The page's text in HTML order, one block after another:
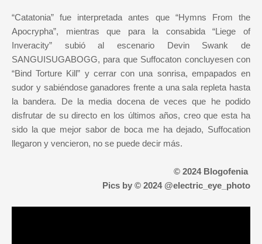
“Catatonia” fue interpretada antes que “Hymns From the
Apocrypha”, mientras que para la consabida “Liege of
Inveracity” subió al escenario Devin Swank de
SANGUISUGABOGG, para que Suffocaton concluyesen con
“Bind Torture Kill” y cerrar con una sonrisa, empapados en
sudor y sabiéndose ganadores frente a una sala repleta hasta
la bandera. De la media docena de veces que he podido
disfrutar de su directo en los últimos años, creo que esta ha
sido la que mejor sabor de boca me ha dejado, Suffocation
llegaron y vencieron, no se puede decir más.
© 2024 Blogofenia
Pics by © 2024 @electric_eye_photo